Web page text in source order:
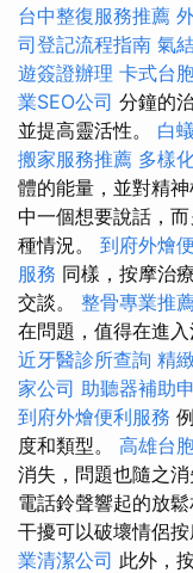
台中整復服務推薦
司登記流程指南 氣
遊簽證辦理 卡式台
業SEO公司 分鐘的
並提高靈活性。 白
搬家服務推薦 多樣
體的能量，並對精
中一個想要說話，
種情況。 到府外燴
服務 同樣，按摩治
交談。 整骨專業推
在問題，值得在進
近牙醫診所查詢 精
家公司 助聽器補助
到府外燴便利服務
度和類型。 高雄台
消失，問題也隨之消
電話鈴聲響起的放
干擾可以破壞情侶按
業清潔公司 此外，